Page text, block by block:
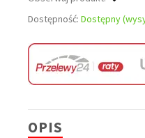
Dostępność: Dostępny
OPIS